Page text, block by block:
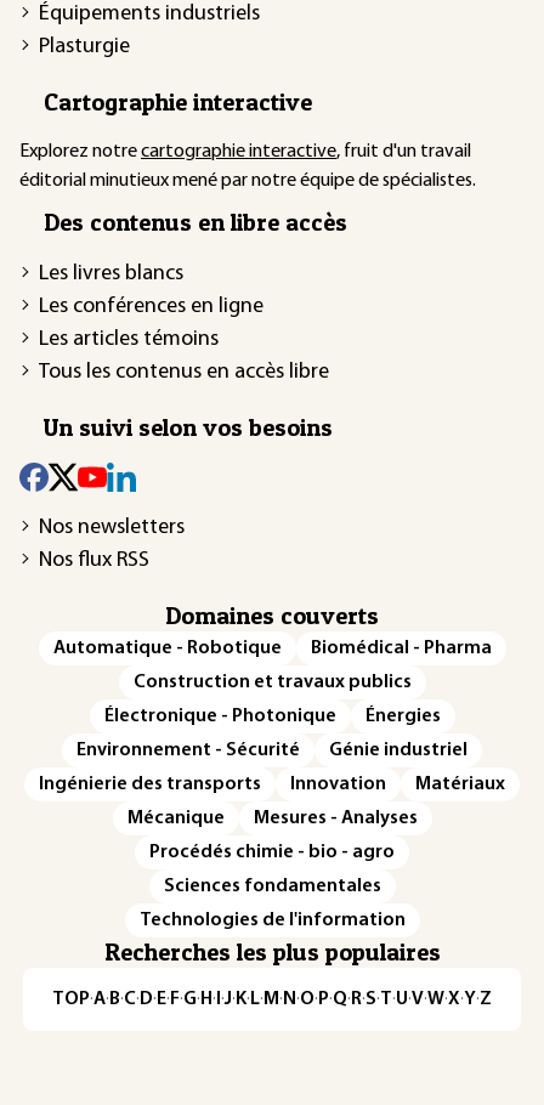
Équipements industriels
Plasturgie
Cartographie interactive
Explorez notrecartographie interactive, fruit d'un travail
éditorial minutieux mené par notre équipe de spécialistes.
Des contenus en libre accès
Les livres blancs
Les conférences en ligne
Les articles témoins
Tous les contenus en accès libre
Un suivi selon vos besoins
Nos newsletters
Nos flux RSS
Domaines couverts
Automatique - Robotique
Biomédical - Pharma
Construction et travaux publics
Électronique - Photonique
Énergies
Environnement - Sécurité
Génie industriel
Ingénierie des transports
Innovation
Matériaux
Mécanique
Mesures - Analyses
Procédés chimie - bio - agro
Sciences fondamentales
Technologies de l'information
Recherches les plus populaires
TOP·A·B·C· D· E· F·G· H · ·J· K· L· M · N ·O· P·Q· R·S·T·U·V·W·X·Y·Z